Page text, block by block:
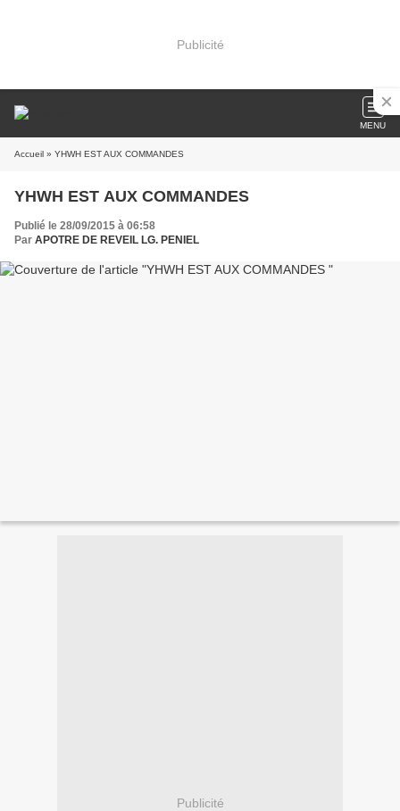
Publicité
MENU
Accueil » YHWH EST AUX COMMANDES
YHWH EST AUX COMMANDES
Publié le 28/09/2015 à 06:58
Par APOTRE DE REVEIL LG. PENIEL
Publicité